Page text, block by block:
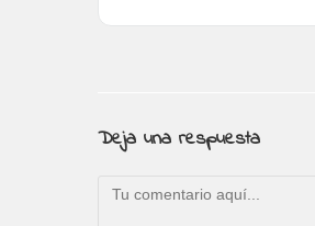
Deja una respuesta
Comentario